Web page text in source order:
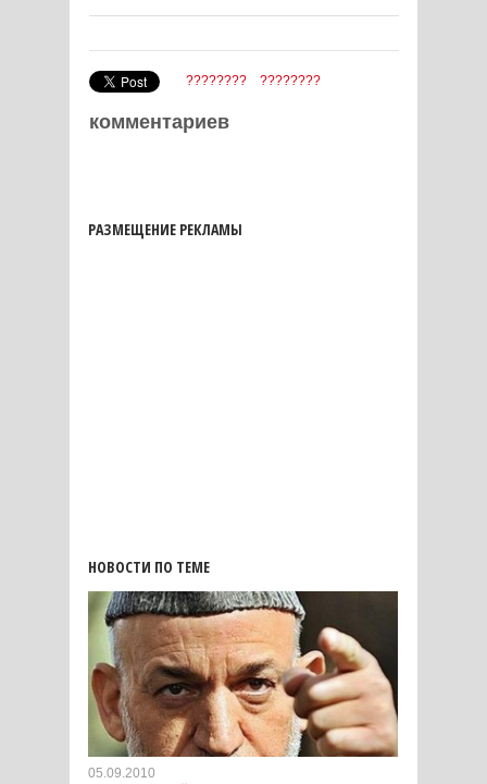
???????? ????????
комментариев
РАЗМЕЩЕНИЕ РЕКЛАМЫ
НОВОСТИ ПО ТЕМЕ
05.09.2010